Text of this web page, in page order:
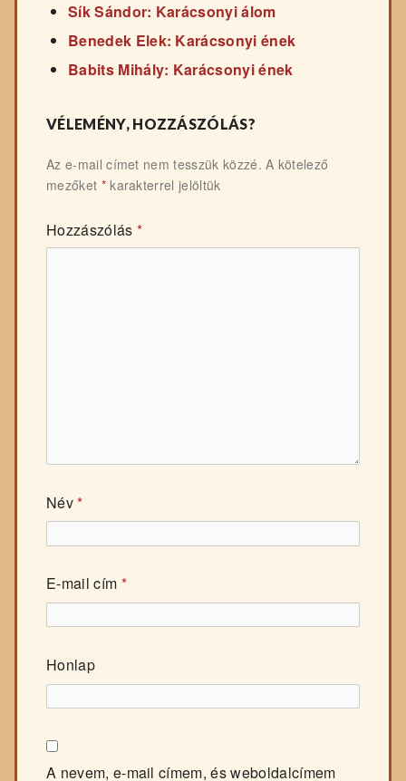
Sík Sándor: Karácsonyi álom
Benedek Elek: Karácsonyi ének
Babits Mihály: Karácsonyi ének
VÉLEMÉNY, HOZZÁSZÓLÁS?
Az e-mail címet nem tesszük közzé. A kötelező
mezőket *karakterrel jelöltük
Hozzászólás *
Név*
E-mail cím *
Honlap
A nevem, e-mail címem, és weboldalcímem